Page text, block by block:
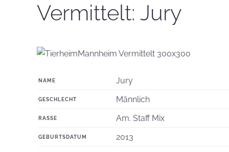
Vermittelt: Jury
NAME Jury
GESCHLECHT Männlich
RASSE Am. Staff Mix
GEBURTSDATUM 2013